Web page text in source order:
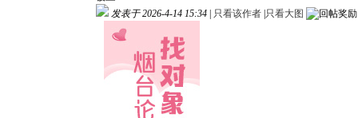
发表于 2026-4-14 15:34
只看该作者 只看大图